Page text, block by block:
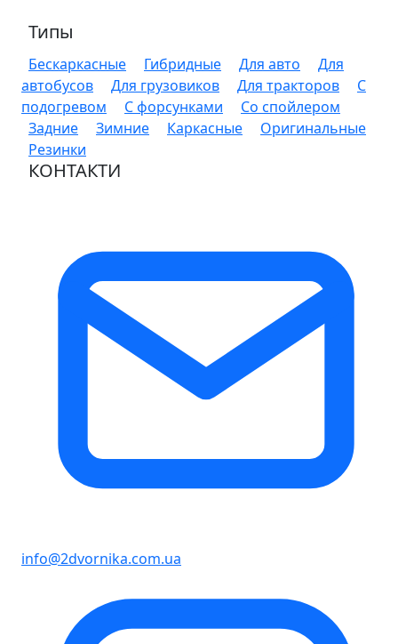
Типы
Бескаркасные Гибридные Для авто
Для
автобусов
Для грузовиков Для тракторов
С
подогревом
С форсунками
Со спойлером
Задние
Зимние Каркасные
Оригинальные
Резинки
КОНТАКТИ
info@2dvornika.com.ua